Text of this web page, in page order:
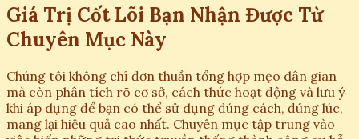
Giá Trị Cốt Lõi Bạn Nhận Được Từ
Chuyên Mục Này
Chúng tôi không chỉ đơn thuần tổng hợp mẹo dân gian
mà còn phân tích rõ cơ sở, cách thức hoạt động và lưu ý
khi áp dụng để bạn có thể sử dụng đúng cách, đúng lúc,
mang lại hiệu quả cao nhất. Chuyên mục tập trung vào